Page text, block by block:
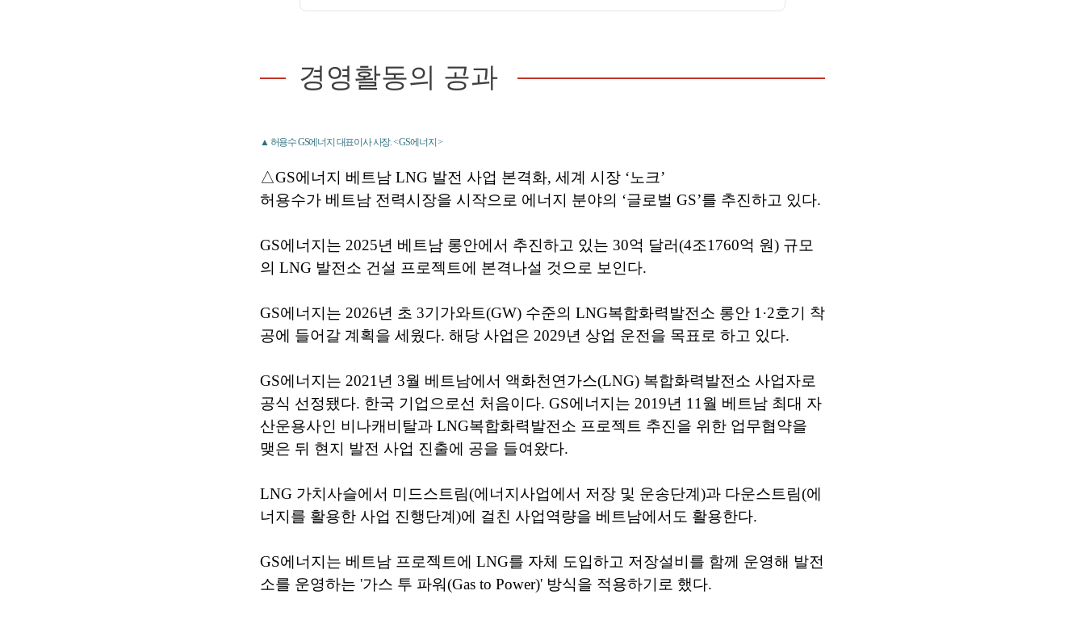
경영활동의 공과
▲ 허용수 GS에너지 대표이사 사장. < GS에너지 >
△GS에너지 베트남 LNG 발전 사업 본격화, 세계 시장 ‘노크’
허용수가 베트남 전력시장을 시작으로 에너지 분야의 ‘글로벌 GS’를 추진하고 있다.
GS에너지는 2025년 베트남 롱안에서 추진하고 있는 30억 달러(4조1760억 원) 규모
의 LNG 발전소 건설 프로젝트에 본격나설 것으로 보인다.
GS에너지는 2026년 초 3기가와트(GW) 수준의 LNG복합화력발전소 롱안 1·2호기 착
공에 들어갈 계획을 세웠다. 해당 사업은 2029년 상업 운전을 목표로 하고 있다.
GS에너지는 2021년 3월 베트남에서 액화천연가스(LNG) 복합화력발전소 사업자로
공식 선정됐다. 한국 기업으로선 처음이다. GS에너지는 2019년 11월 베트남 최대 자
산운용사인 비나캐비탈과 LNG복합화력발전소 프로젝트 추진을 위한 업무협약을
맺은 뒤 현지 발전 사업 진출에 공을 들여왔다.
LNG 가치사슬에서 미드스트림(에너지사업에서 저장 및 운송단계)과 다운스트림(에
너지를 활용한 사업 진행단계)에 걸친 사업역량을 베트남에서도 활용한다.
GS에너지는 베트남 프로젝트에 LNG를 자체 도입하고 저장설비를 함께 운영해 발전
소를 운영하는 '가스 투 파워(Gas to Power)' 방식을 적용하기로 했다.